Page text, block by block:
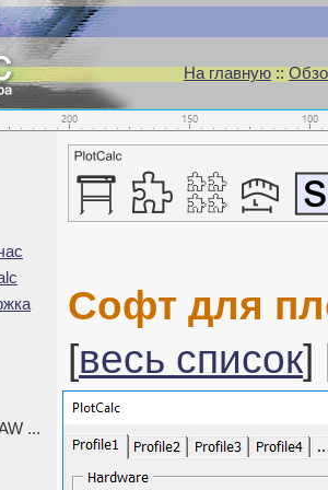
На главную::
...
Софт для
[весь список]